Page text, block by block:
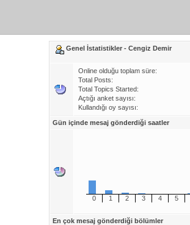
Genel İstatistikler - Cengiz Demir
Online olduğu toplam süre:
Total Posts:
Total Topics Started:
Açtığı anket sayısı:
Kullandığı oy sayısı:
Gün içinde mesaj gönderdiği saatler
0 1 2 3 4 5
En çok mesaj gönderdiği bölümler